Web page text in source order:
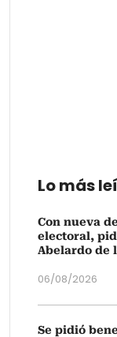
Lo más
Con nueva
electoral,
Abelardo de
06/08/2026
Se pidió